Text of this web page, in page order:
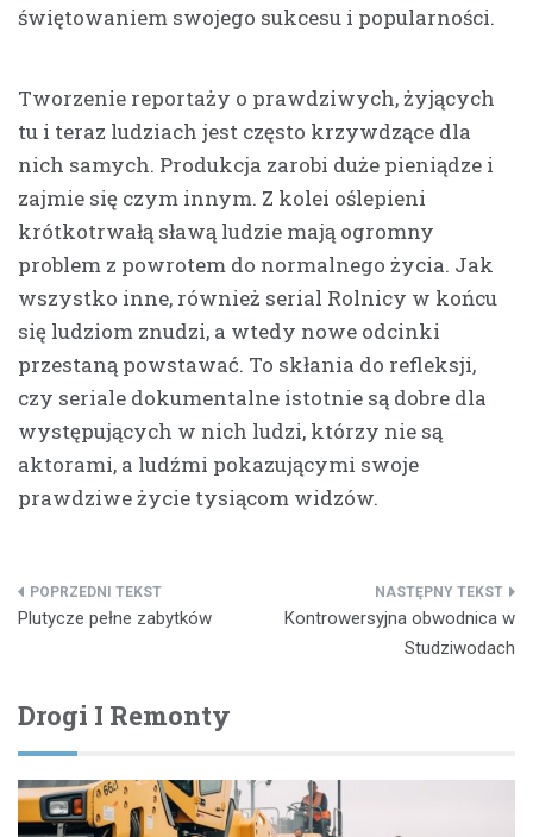
świętowaniem swojego sukcesu i popularności.
Tworzenie reportaży o prawdziwych, żyjących
tu i teraz ludziach jest często krzywdzące dla
nich samych. Produkcja zarobi duże pieniądze i
zajmie się czym innym. Z kolei oślepieni
krótkotrwałą sławą ludzie mają ogromny
problem z powrotem do normalnego życia. Jak
wszystko inne, również serial Rolnicy w końcu
się ludziom znudzi, a wtedy nowe odcinki
przestaną powstawać. To skłania do refleksji,
czy seriale dokumentalne istotnie są dobre dla
występujących w nich ludzi, którzy nie są
aktorami, a ludźmi pokazującymi swoje
prawdziwe życie tysiącom widzów.
Nawigacja
Plutycze pełne zabytków
Kontrowersyjna obwodnica w
Studziwodach
Drogi I Remonty